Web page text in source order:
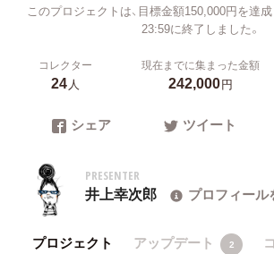
このプロジェクトは、目標金額150,000円を達成
23:59に終了しました。
コレクター
24人
現在までに集まった金額
242,000円
シェア ツイート
PRESENTER
井上幸次郎 プロフィール
プロジェクト アップデート 2